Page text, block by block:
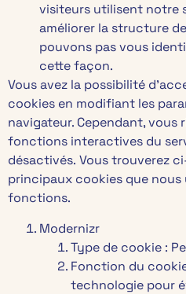
visiteurs utilisent notre
améliorer la structure
pouvons pas vous
cette façon.
Vous avez la possibilité
cookies en modifiant les
navigateur. Cependant, vous
fonctions interactives du
désactivés. Vous trouverez
principaux cookies que
fonctions.
Modernizr
Type de cookie :
Fonction du
technologie pour